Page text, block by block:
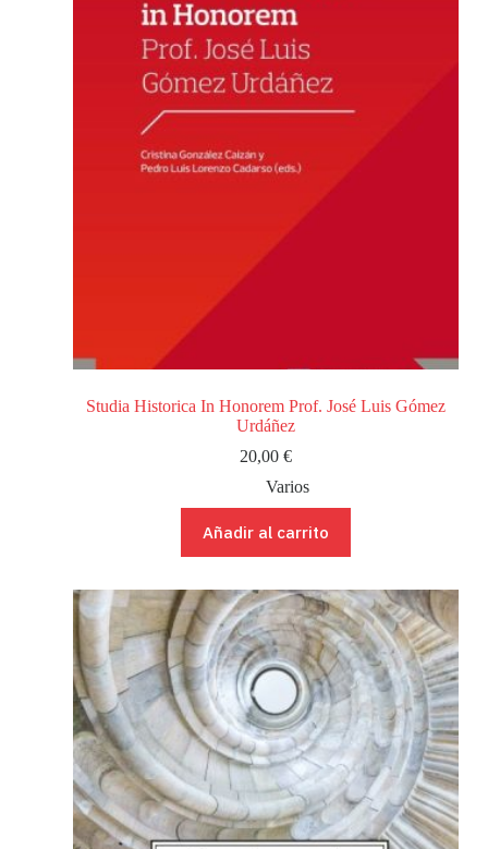
Studia Historica In Honorem Prof. José Luis Gómez
Urdáñez
20,00 €
Varios
Añadir al carrito